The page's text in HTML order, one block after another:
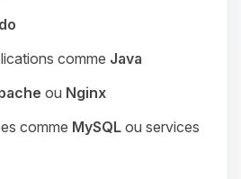
comme Java
ou Nginx
comme MySQL ou services